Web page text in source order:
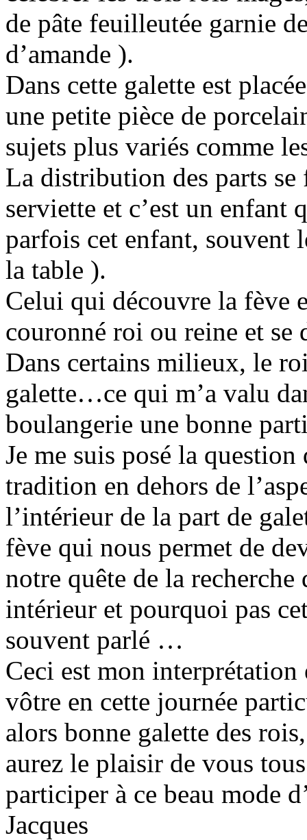
de pâte feuilleutée garnie
d’amande ).
Dans cette galette est
une petite pièce de
sujets plus variés comme
La distribution des parts se
serviette et c’est un enfant
parfois cet enfant, souvent
la table ).
Celui qui découvre la fève
couronné roi ou reine et
Dans certains milieux, le
galette…ce qui m’a valu
boulangerie une bonne
Je me suis posé la
tradition en dehors de
l’intérieur de la part de
fève qui nous permet de
notre quête de la
intérieur et pourquoi pas
souvent parlé …
Ceci est mon
vôtre en cette journée
alors bonne galette des
aurez le plaisir de vous
participer à ce beau mode
Jacques